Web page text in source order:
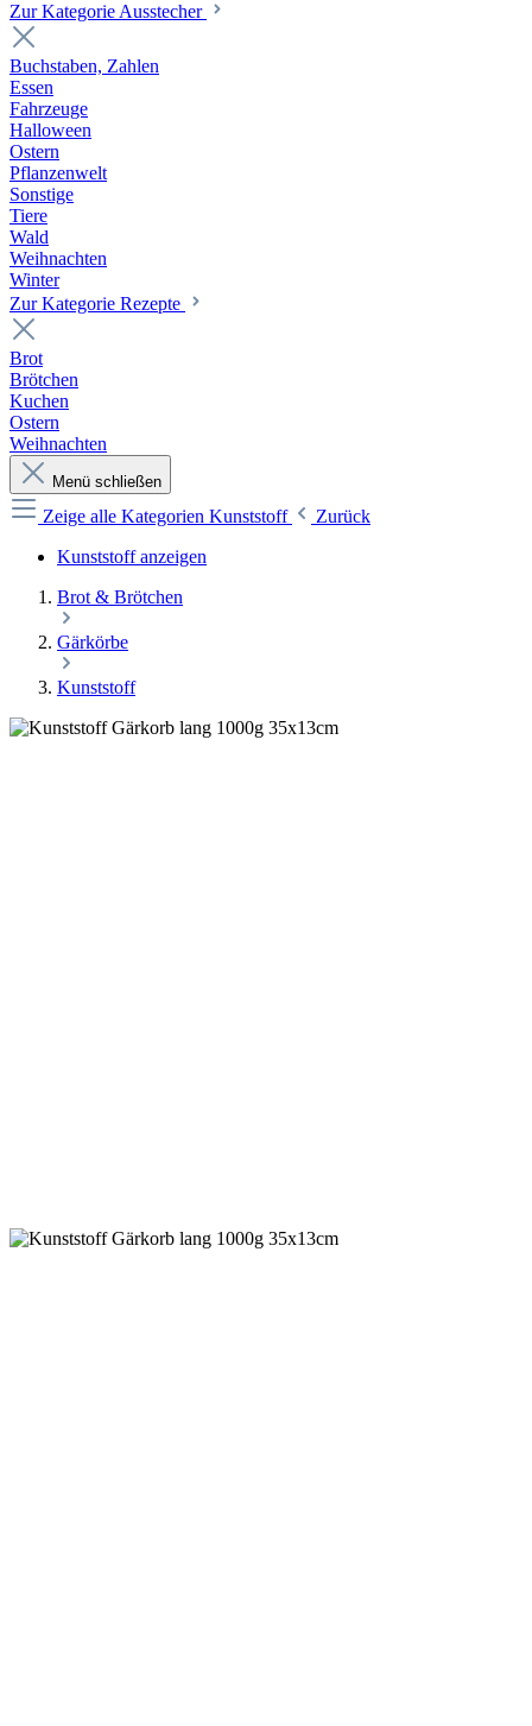
Zur Kategorie Ausstecher
Buchstaben, Zahlen
Essen
Fahrzeuge
Halloween
Ostern
Pflanzenwelt
Sonstige
Tiere
Wald
Weihnachten
Winter
Zur Kategorie Rezepte
Brot
Brötchen
Kuchen
Ostern
Weihnachten
Menü schließen
Zeige alle Kategorien Kunststoff
Zurück
Kunststoff anzeigen
Brot & Brötchen
Gärkörbe
Kunststoff